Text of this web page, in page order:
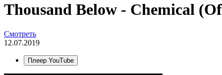
Thousand Below - Chemical
Смотреть
12.07.2019
Плеер YouTube